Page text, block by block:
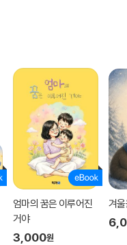
엄마의 꿈은 이루어진
거야
3,000원
겨